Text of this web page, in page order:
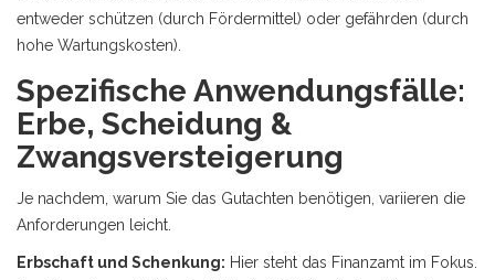
entweder schützen (durch Fördermittel) oder gefährden (durch
hohe Wartungskosten).
Spezifische Anwendungsfälle:
Erbe, Scheidung &
Zwangsversteigerung
Je nachdem, warum Sie das Gutachten benötigen, variieren die
Anforderungen leicht.
Erbschaft und Schenkung: Hier steht das Finanzamt im Fokus.